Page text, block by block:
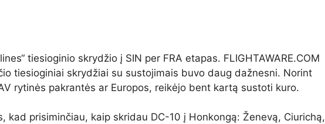
tiesioginio skrydžio į SIN per FRA etapas. FLIGHTAWARE.COM
tiesioginiai skrydžiai su sustojimais buvo daug dažnesni. Norint
rytinės pakrantės ar Europos, reikėjo bent kartą sustoti kuro.
kad prisiminčiau, kaip skridau DC-10 į Honkongą: Ženevą, Ciurichą,